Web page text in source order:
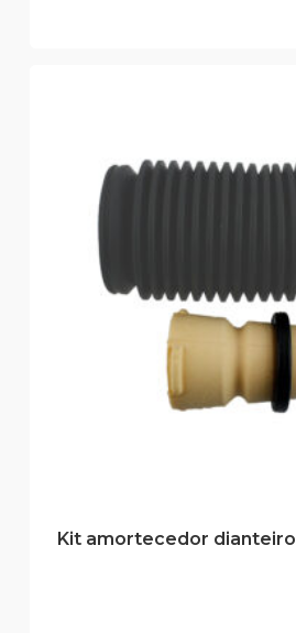
Kit amortecedor dianteiro